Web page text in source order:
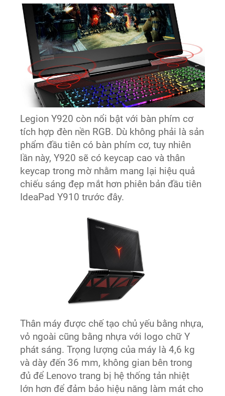
Legion Y920 còn nổi bật với bàn phím cơ
tích hợp đèn nền RGB. Dù không phải là sản
phẩm đầu tiên có bàn phím cơ, tuy nhiên
lần này, Y920 sẽ có keycap cao và thân
keycap trong mờ nhằm mang lại hiệu quả
chiếu sáng đẹp mắt hơn phiên bản đầu tiên
IdeaPad Y910 trước đây.
Thân máy được chế tạo chủ yếu bằng nhựa,
vỏ ngoài cũng bằng nhựa với logo chữ Y
phát sáng. Trọng lượng của máy là 4,6 kg
và dày đến 36 mm, không gian bên trong
đủ để Lenovo trang bị hệ thống tản nhiệt
lớn hơn để đảm bảo hiệu năng làm mát cho